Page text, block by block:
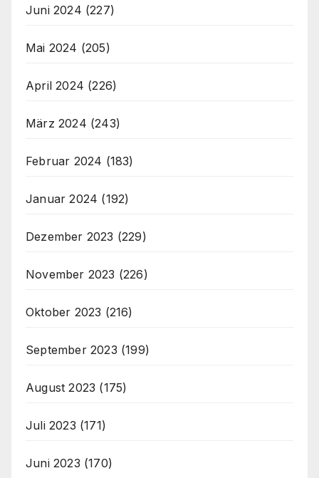
Juni 2024 (227)
Mai 2024 (205)
April 2024 (226)
März 2024 (243)
Februar 2024 (183)
Januar 2024 (192)
Dezember 2023 (229)
November 2023 (226)
Oktober 2023 (216)
September 2023 (199)
August 2023 (175)
Juli 2023 (171)
Juni 2023 (170)